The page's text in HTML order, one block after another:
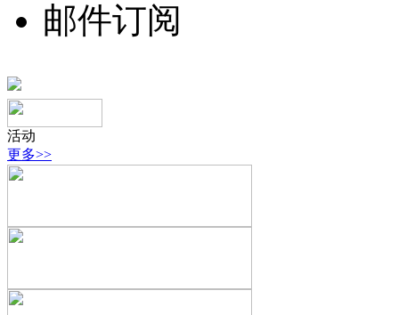
邮件订阅
活动
更多>>